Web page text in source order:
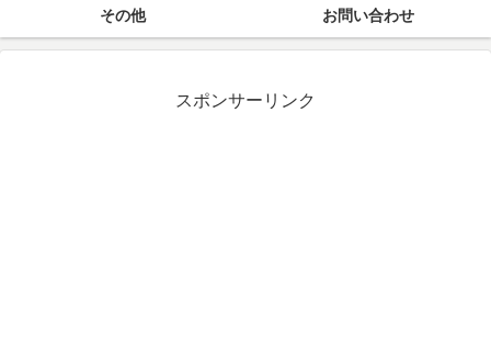
その他 お問い合わせ
スポンサーリンク